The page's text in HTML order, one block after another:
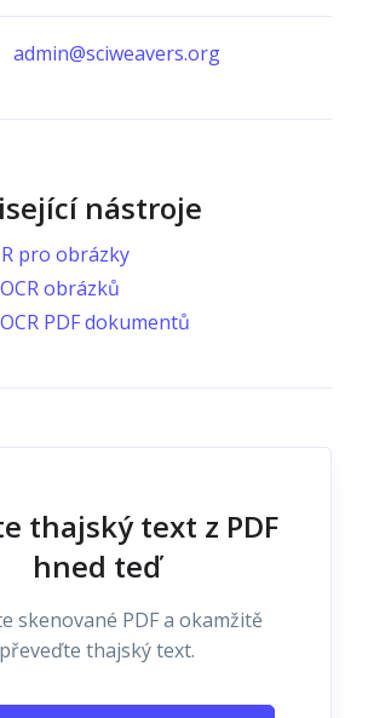
admin@sciweavers.org
nástroje
pro obrázky
obrázků
PDF dokumentů
thajský text z PDF
hned teď
skenované PDF a okamžitě
převeďte thajský text.